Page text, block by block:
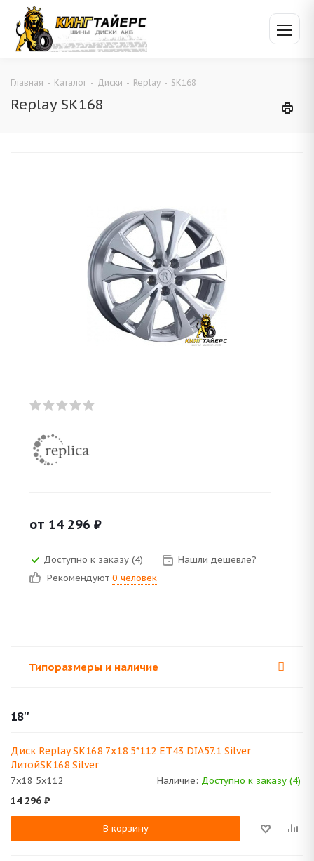
Главная - Каталог - Диски - Replay - SK168
Replay SK168
от 14 296 ₽
Доступно к заказу (4)
Нашли дешевле?
Рекомендуют 0 человек
Типоразмеры и наличие
18''
Диск Replay SK168 7x18 5*112 ET43 DIA57.1 Silver
ЛитойSK168 Silver
7x18 5x112 Наличие: Доступно к заказу (4)
14 296 ₽
В корзину